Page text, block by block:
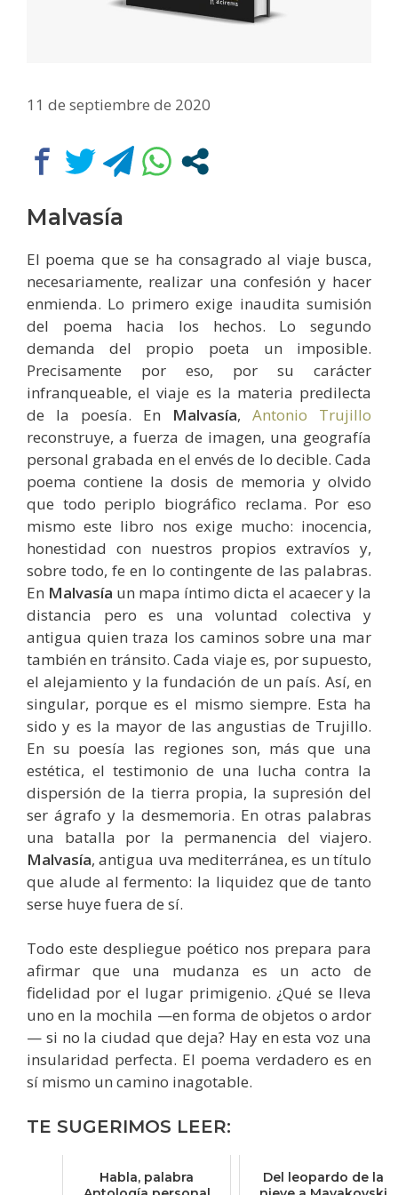
11 de septiembre de 2020
Malvasía
El poema que se ha consagrado al viaje busca,
necesariamente, realizar una confesión y hacer
enmienda. Lo primero exige inaudita sumisión
del poema hacia los hechos. Lo segundo
demanda del propio poeta un imposible.
Precisamente por eso, por su carácter
infranqueable, el viaje es la materia predilecta
de la poesía. En Malvasía, Antonio Trujillo
reconstruye, a fuerza de imagen, una geografía
personal grabada en el envés de lo decible. Cada
poema contiene la dosis de memoria y olvido
que todo periplo biográfico reclama. Por eso
mismo este libro nos exige mucho: inocencia,
honestidad con nuestros propios extravíos y,
sobre todo, fe en lo contingente de las palabras.
En Malvasía un mapa íntimo dicta el acaecer y la
distancia pero es una voluntad colectiva y
antigua quien traza los caminos sobre una mar
también en tránsito. Cada viaje es, por supuesto,
el alejamiento y la fundación de un país. Así, en
singular, porque es el mismo siempre. Esta ha
sido y es la mayor de las angustias de Trujillo.
En su poesía las regiones son, más que una
estética, el testimonio de una lucha contra la
dispersión de la tierra propia, la supresión del
ser ágrafo y la desmemoria. En otras palabras
una batalla por la permanencia del viajero.
Malvasía, antigua uva mediterránea, es un título
que alude al fermento: la liquidez que de tanto
serse huye fuera de sí.
Todo este despliegue poético nos prepara para
afirmar que una mudanza es un acto de
fidelidad por el lugar primigenio. ¿Qué se lleva
uno en la mochila —en forma de objetos o ardor
— si no la ciudad que deja? Hay en esta voz una
insularidad perfecta. El poema verdadero es en
sí mismo un camino inagotable.
TE SUGERIMOS LEER:
Habla, palabra
Del leopardo de la